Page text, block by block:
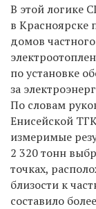
В этой логике
в Красноярске
домов
по установке
за
По словам
Енисейской
измеримые
2 320 тонн
точках,
близости к
составило